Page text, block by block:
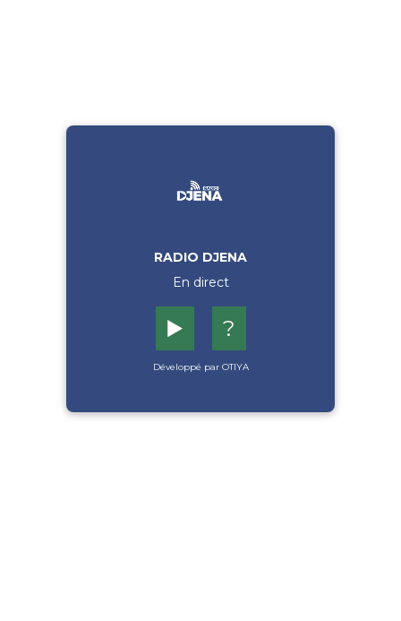
RADIO DJENA
En direct
▶️ ?
Développé par OTIYA